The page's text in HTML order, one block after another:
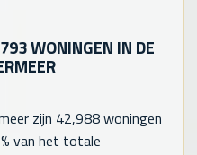
WONINGEN IN DE
zijn 42,988woningen
van het totale